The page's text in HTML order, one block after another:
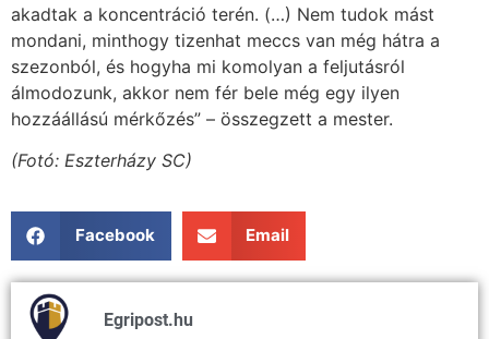
akadtak a koncentráció terén. (…) Nem tudok mást
mondani, minthogy tizenhat meccs van még hátra a
szezonból, és hogyha mi komolyan a feljutásról
álmodozunk, akkor nem fér bele még egy ilyen
hozzáállású mérkőzés” – összegzett a mester.
(Fotó: Eszterházy SC)
Facebook Email
Egripost.hu